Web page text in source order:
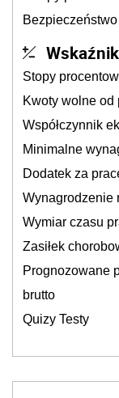
Stopy
Kwoty wolne od
Współczynnik
Minimalne
Dodatek za
Wynagrodzenie
Wymiar czasu
Zasiłek
Prognozowane
brutto
Quizy Testy